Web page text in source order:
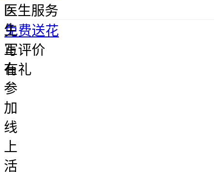
医
生
正
在
参
加
线
上
活
医生服务
免费送花
写评价
有礼